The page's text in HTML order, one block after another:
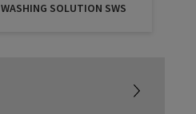
WASHING SOLUTION SWS